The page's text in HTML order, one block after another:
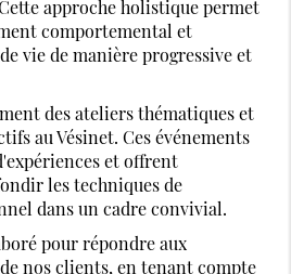
approche holistique permet
comportemental et
vie de manière progressive et
des ateliers thématiques et
au Vésinet. Ces événements
et offrent
les techniques de
dans un cadre convivial.
pour répondre aux
nos clients, en tenant compte